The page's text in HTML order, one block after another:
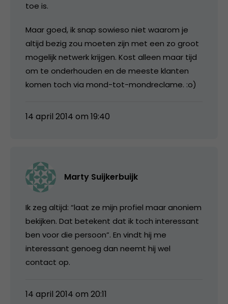
toe is.
Maar goed, ik snap sowieso niet waarom je
altijd bezig zou moeten zijn met een zo groot
mogelijk netwerk krijgen. Kost alleen maar tijd
om te onderhouden en de meeste klanten
komen toch via mond-tot-mondreclame. :o)
14 april 2014 om 19:40
Marty Suijkerbuijk
Ik zeg altijd: “laat ze mijn profiel maar anoniem
bekijken. Dat betekent dat ik toch interessant
ben voor die persoon”. En vindt hij me
interessant genoeg dan neemt hij wel
contact op.
14 april 2014 om 20:11